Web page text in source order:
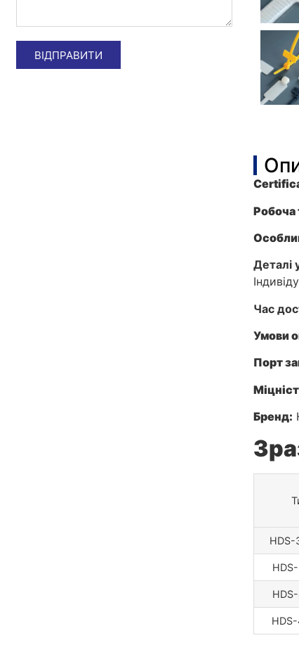
ВІДПРАВИТИ
C
Робоча
Деталі
Час
Умови
Порт
Бренд:
HDS-